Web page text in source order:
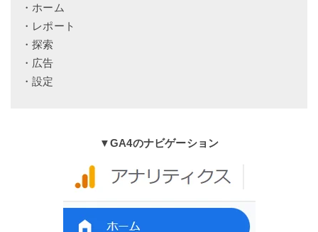
・ホーム
・レポート
・探索
・広告
・設定
▼GA4のナビゲーション